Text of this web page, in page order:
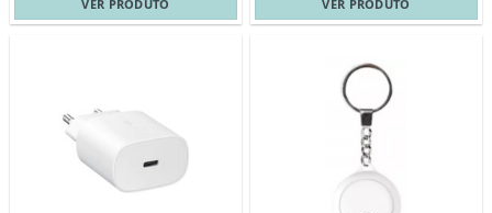
VER PRODUTO VER PRODUTO